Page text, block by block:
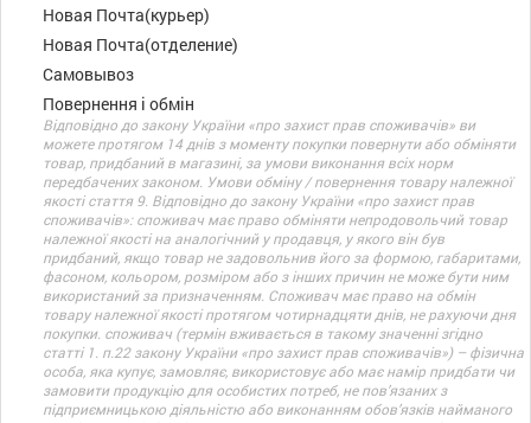
Новая Почта(курьер)
Новая Почта(отделение)
Самовывоз
Повернення і обмін
Відповідно до закону України «про захист прав споживачів» ви
можете протягом 14 днів з моменту покупки повернути або обміняти
товар, придбаний в магазині, за умови виконання всіх норм
передбачених законом. Умови обміну / повернення товару належної
якості стаття 9. Відповідно до закону України «про захист прав
споживачів»: споживач має право обміняти непродовольчий товар
належної якості на аналогічний у продавця, у якого він був
придбаний, якщо товар не задовольнив його за формою, габаритами,
фасоном, кольором, розміром або з інших причин не може бути ним
використаний за призначенням. Споживач має право на обмін
товару належної якості протягом чотирнадцяти днів, не рахуючи дня
покупки. споживач (термін вживається в такому значенні згідно
статті 1. п.22 закону України «про захист прав споживачів») – фізична
особа, яка купує, замовляє, використовує або має намір придбати чи
замовити продукцію для особистих потреб, не пов’язаних з
підприємницькою діяльністю або виконанням обов’язків найманого